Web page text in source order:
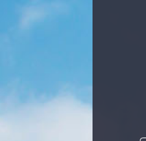
Haber Arşivi